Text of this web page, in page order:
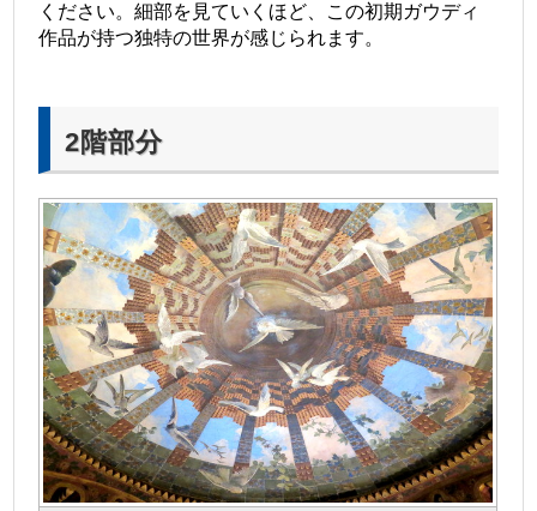
ください。細部を見ていくほど、この初期ガウディ
作品が持つ独特の世界が感じられます。
2階部分